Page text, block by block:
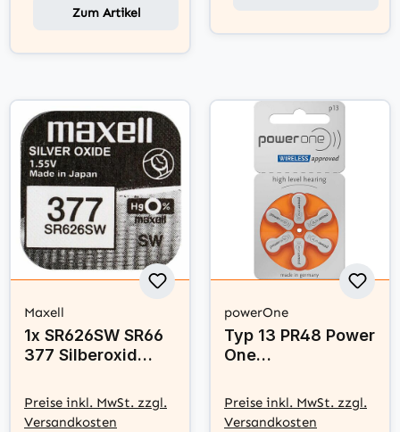
Zum Artikel
Maxell
1x SR626SW SR66
377 Silberoxid
1,55 V
Preise inkl. MwSt. zzgl.
Versandkosten
powerOne
Typ 13 PR48 Power
One
n 1,45 V - Orange -
6 Stück
Preise inkl. MwSt. zzgl.
Versandkosten